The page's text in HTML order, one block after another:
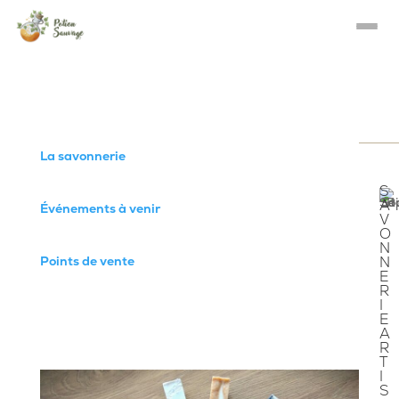
La savonnerie
Événements à venir
Points de vente
S
A
V
O
N
N
E
R
I
E
A
R
T
I
S